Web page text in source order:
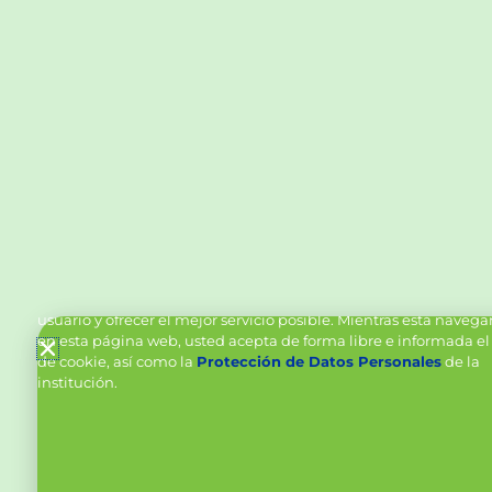
usuario y ofrecer el mejor servicio posible. Mientras está
en esta página web, usted acepta de forma libre e informada el
de cookie, así como la Protección de Datos Personalesde la
institución.